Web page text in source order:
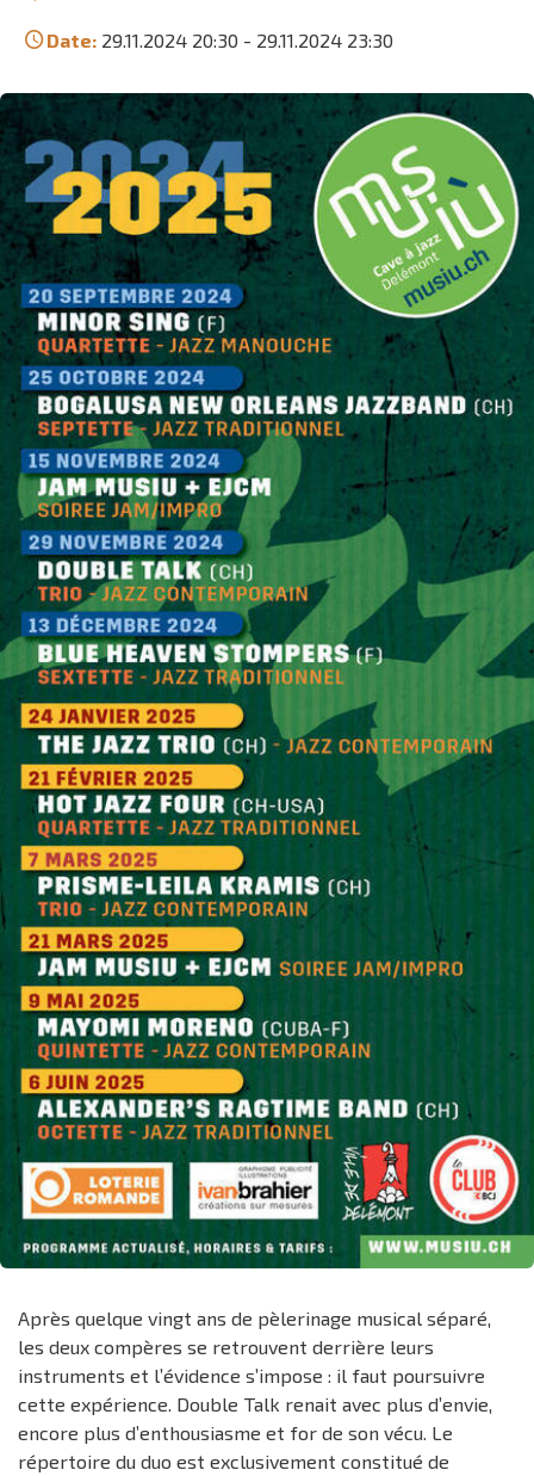
Date: 29.11.2024 20:30 - 29.11.2024 23:30
Après quelque vingt ans de pèlerinage musical séparé,
les deux compères se retrouvent derrière leurs
instruments et l’évidence s’impose : il faut poursuivre
cette expérience. Double Talk renait avec plus d’envie,
encore plus d’enthousiasme et for de son vécu. Le
répertoire du duo est exclusivement constitué de